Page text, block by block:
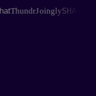
JoinglySHAGLE